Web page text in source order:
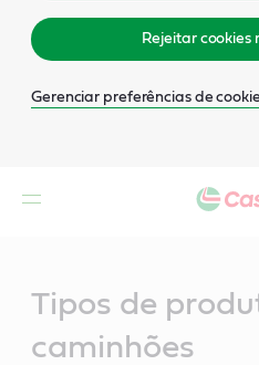
Rejeitar cookies
Gerenciar preferências de
Tipos de
caminhões